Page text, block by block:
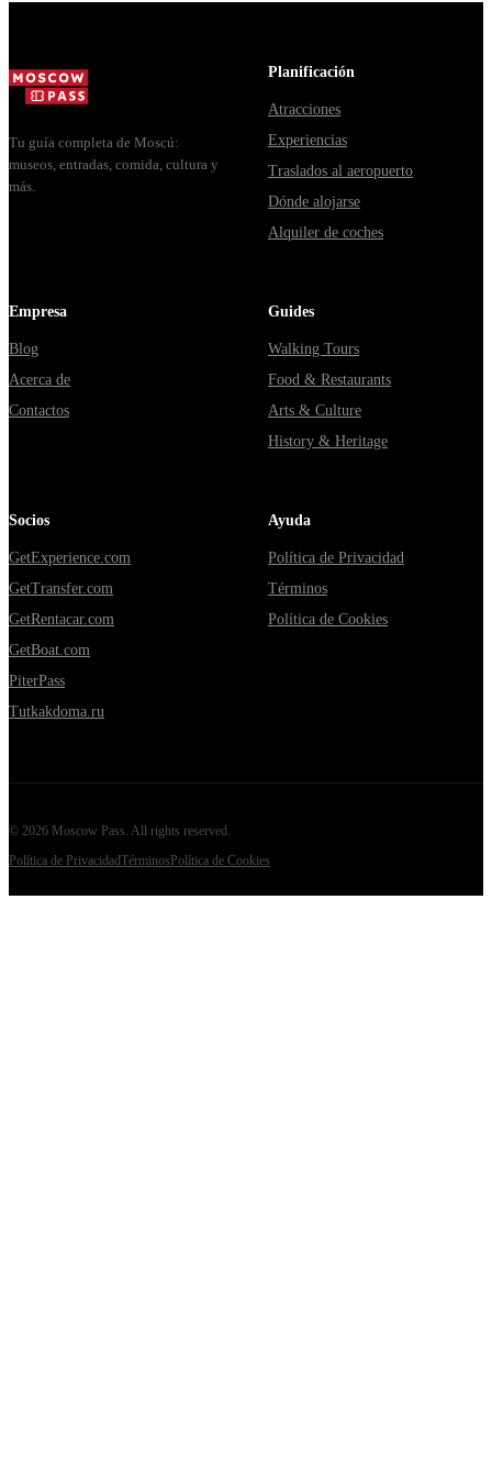
через
Владими...
Мавзолей
Tu guía completa de Moscú:
museos, entradas, comida, cultura y
más.
Planificación
Atracciones
Experiencias
Traslados al aeropuerto
Dónde alojarse
Alquiler de coches
Empresa
Blog
Acerca de
Contactos
Guides
Walking Tours
Food & Restaurants
Arts & Culture
History & Heritage
Socios
GetExperience.com
GetTransfer.com
GetRentacar.com
GetBoat.com
PiterPass
Tutkakdoma.ru
Ayuda
Política de Privacidad
Términos
Política de Cookies
© 2026 Moscow Pass. All rights reserved.
Política de PrivacidadTérminosPolítica de Cookies